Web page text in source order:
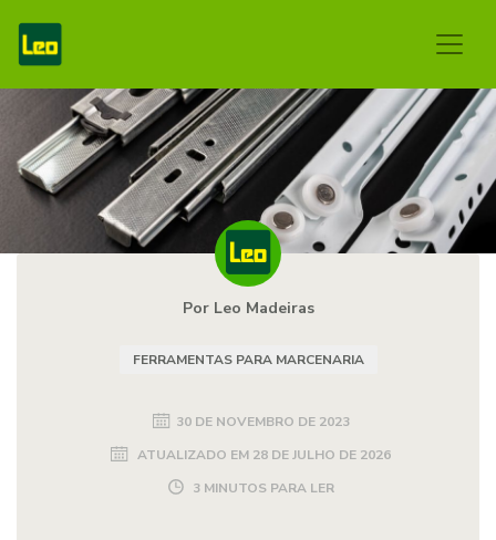
Por Leo Madeiras
FERRAMENTAS PARA MARCENARIA
30 DE NOVEMBRO DE 2023
ATUALIZADO EM 28 DE JULHO DE 2026
3 MINUTOS PARA LER